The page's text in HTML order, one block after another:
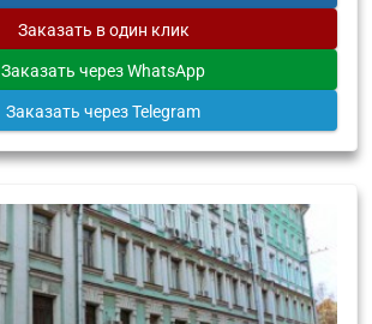
Заказать в один клик
Заказать через WhatsApp
Заказать через Telegram